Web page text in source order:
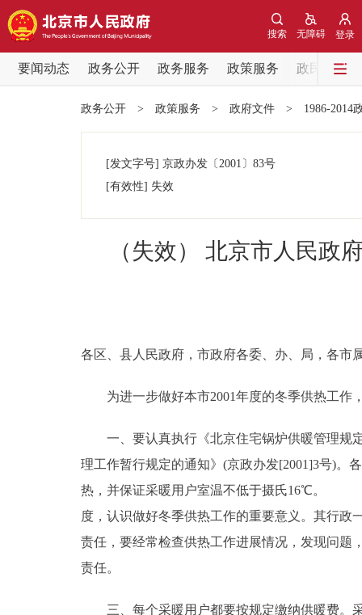
登录
无障碍
搜索
要闻动态 政务公开 政务服务 政策服务
政民互动
党中央精神
政策兑现
决策公开
个人服务
便民服务
政务公开 > 政策服务 > 政府文件 > 1986-2014
[发文字号] 京政办发 〔2001〕 83号
[有效性] 失效
（失效） 北京市人民政
各区、县人民政府，市政府各委、办、局，各市
为进一步做好本市2001年度的冬季供热工作
一、要认真执行《北京住宅锅炉供暖管理规定
理工作暂行规定的通知》(京政办发[2001]3号)。
热，并保证采暖用户室温不低于摄氏16℃。
度，认识做好冬季供热工作的重要意义。其行
责任，要经常检查供热工作进展情况，发现问题
责任。
三、每个采暖用户都要按规定缴纳供暖费。采